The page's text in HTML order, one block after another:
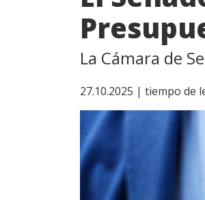
La Cámara de
27.10.2025 | tiempo de